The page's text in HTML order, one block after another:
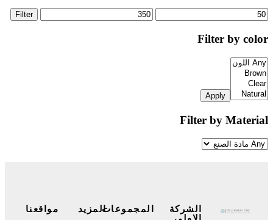
Filter
Filter by color
Apply
Filter by Material
مواقعنا
الشركة
الاولى
المجموعاتالمزيد